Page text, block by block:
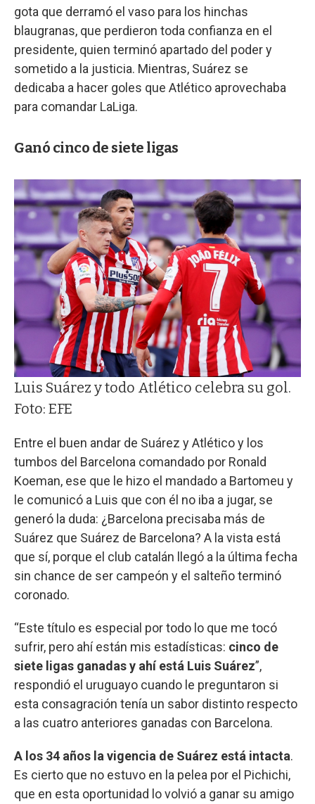
gota que derramó el vaso para los hinchas
blaugranas, que perdieron toda confianza en el
presidente, quien terminó apartado del poder y
sometido a la justicia. Mientras, Suárez se
dedicaba a hacer goles que Atlético aprovechaba
para comandar LaLiga.
Ganó cinco de siete ligas
Luis Suárez y todo Atlético celebra su gol.
Foto: EFE
Entre el buen andar de Suárez y Atlético y los
tumbos del Barcelona comandado por Ronald
Koeman, ese que le hizo el mandado a Bartomeu y
le comunicó a Luis que con él no iba a jugar, se
generó la duda: ¿Barcelona precisaba más de
Suárez que Suárez de Barcelona? A la vista está
que sí, porque el club catalán llegó a la última fecha
sin chance de ser campeón y el salteño terminó
coronado.
“Este título es especial por todo lo que me tocó
sufrir, pero ahí están mis estadísticas: cinco de
siete ligas ganadas y ahí está Luis Suárez”,
respondió el uruguayo cuando le preguntaron si
esta consagración tenía un sabor distinto respecto
a las cuatro anteriores ganadas con Barcelona.
A los 34 años la vigencia de Suárez está intacta.
Es cierto que no estuvo en la pelea por el Pichichi,
que en esta oportunidad lo volvió a ganar su amigo